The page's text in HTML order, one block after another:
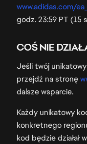
www.adidas.com/
godz. 23:59 PT (15
COŚ NIE
Jeśli twój
przejdź na stronę
dalsze wsparcie.
Każdy unikatowy
konkretnego
kod będzie działał